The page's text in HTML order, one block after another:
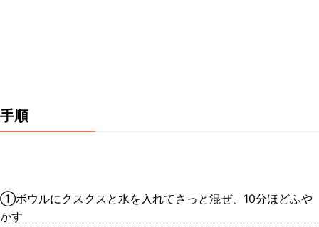
手順
①ボウルにクスクスと水を入れてさっと混ぜ、10分ほどふや
かす